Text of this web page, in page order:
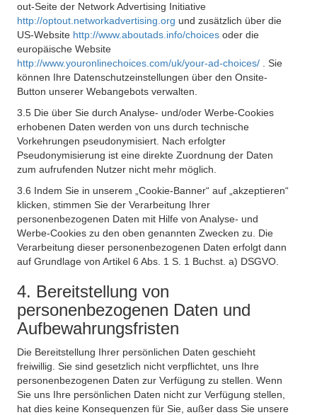
out-Seite der Network Advertising Initiative
http://optout.networkadvertising.org und zusätzlich über die
US-Website http://www.aboutads.info/choices oder die
europäische Website
http://www.youronlinechoices.com/uk/your-ad-choices/
. Sie
können Ihre Datenschutzeinstellungen über den Onsite-
Button unserer Webangebots verwalten.
3.5 Die über Sie durch Analyse- und/oder Werbe-Cookies
erhobenen Daten werden von uns durch technische
Vorkehrungen pseudonymisiert. Nach erfolgter
Pseudonymisierung ist eine direkte Zuordnung der Daten
zum aufrufenden Nutzer nicht mehr möglich.
3.6 Indem Sie in unserem „Cookie-Banner“ auf „akzeptieren“
klicken, stimmen Sie der Verarbeitung Ihrer
personenbezogenen Daten mit Hilfe von Analyse- und
Werbe-Cookies zu den oben genannten Zwecken zu. Die
Verarbeitung dieser personenbezogenen Daten erfolgt dann
auf Grundlage von Artikel 6 Abs. 1 S. 1 Buchst. a) DSGVO.
4. Bereitstellung von
personenbezogenen Daten und
Aufbewahrungsfristen
Die Bereitstellung Ihrer persönlichen Daten geschieht
freiwillig. Sie sind gesetzlich nicht verpflichtet, uns Ihre
personenbezogenen Daten zur Verfügung zu stellen. Wenn
Sie uns Ihre persönlichen Daten nicht zur Verfügung stellen,
hat dies keine Konsequenzen für Sie, außer dass Sie unsere